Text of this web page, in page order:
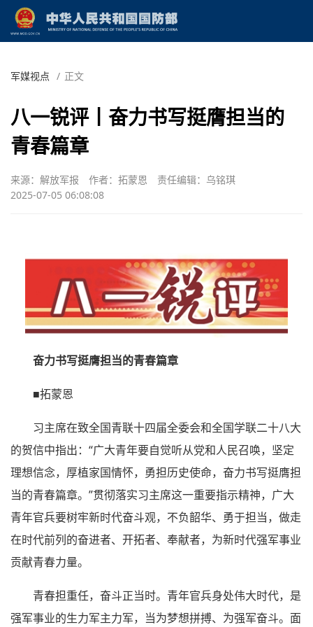
军媒视点 / 正文
八一锐评丨奋力书写挺膺担当的
青春篇章
来源：解放军报 作者：拓蒙恩
责任编辑：乌铭琪
2025-07-05 06:08:08
奋力书写挺膺担当的青春篇章
■拓蒙恩
习主席在致全国青联十四届全委会和全国学联二十八大
的贺信中指出：“广大青年要自觉听从党和人民召唤，坚定
理想信念，厚植家国情怀，勇担历史使命，奋力书写挺膺担
当的青春篇章。”贯彻落实习主席这一重要指示精神，广大
青年官兵要树牢新时代奋斗观，不负韶华、勇于担当，做走
在时代前列的奋进者、开拓者、奉献者，为新时代强军事业
贡献青春力量。
青春担重任，奋斗正当时。青年官兵身处伟大时代，是
强军事业的生力军主力军，当为梦想拼搏、为强军奋斗。面